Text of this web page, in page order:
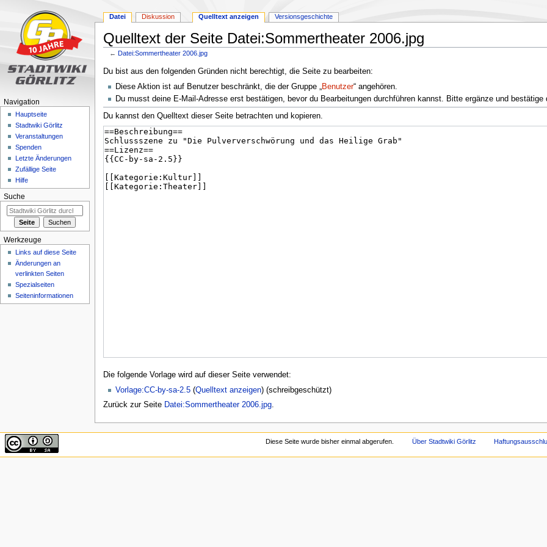
Quelltext der Seite Datei:Sommertheater 2006.jpg
←Datei:Sommertheater 2006.jpg
Zur
Navigation
springen
Zur
Suche
springen
Du bist aus den folgenden Gründen nicht berechtigt, die Seite zu bearbeiten:
Diese Aktion ist auf Benutzer beschränkt, die der Gruppe „Benutzer“ angehören.
Du musst deine E-Mail-Adresse erst bestätigen, bevor du Bearbeitungen durchführen kannst. Bitte ergänze und
Du kannst den Quelltext dieser Seite betrachten und kopieren.
Die folgende Vorlage wird auf dieser Seite verwendet:
Vorlage:CC-by-sa-2.5(Quelltext anzeigen) (schreibgeschützt)
Zurück zur Seite Datei:Sommertheater 2006.jpg.
Datei Diskussion Quelltext anzeigen Versionsgeschichte
Navigation
Hauptseite
Stadtwiki Görlitz
Veranstaltungen
Spenden
Letzte Änderungen
Zufällige Seite
Hilfe
Suche
Werkzeuge
Links auf diese Seite
Änderungen an
verlinkten Seiten
Spezialseiten
Seiten­informationen
Diese Seite wurde bisher einmal abgerufen. Über Stadtwiki Görlitz